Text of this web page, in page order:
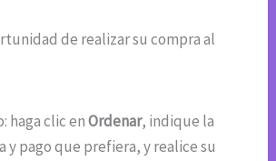
de realizar su compra al
haga clic enOrdenar, indique la
y pago que prefiera, y realice su